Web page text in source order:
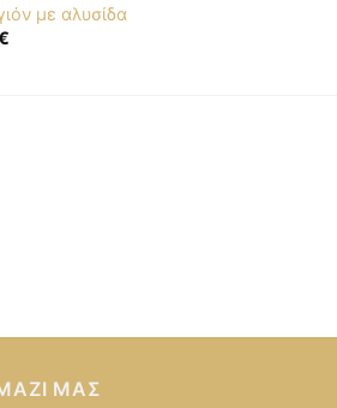
με αλυσίδα
ΜΑΣ